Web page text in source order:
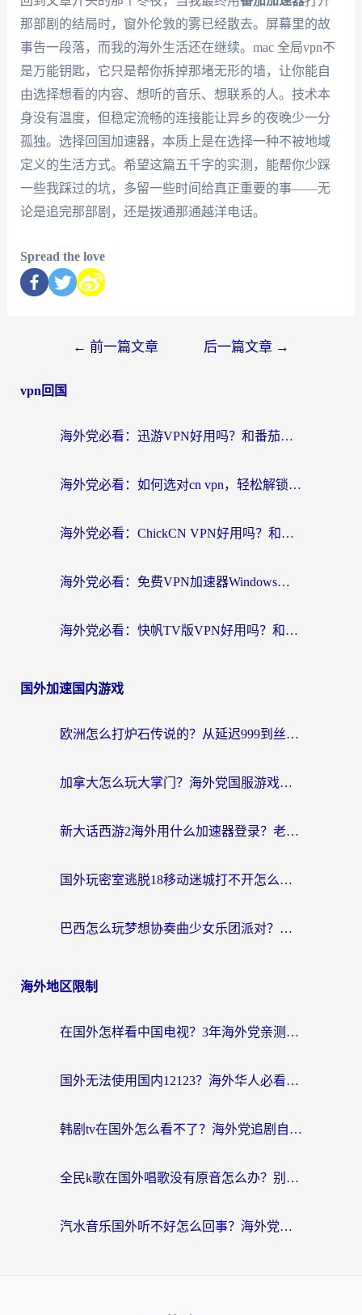
那部剧的结局时，窗外伦敦的雾已经散去。屏幕里的故
事告一段落，而我的海外生活还在继续。mac 全局vpn不
是万能钥匙，它只是帮你拆掉那堵无形的墙，让你能自
由选择想看的内容、想听的音乐、想联系的人。技术本
身没有温度，但稳定流畅的连接能让异乡的夜晚少一分
孤独。选择回国加速器，本质上是在选择一种不被地域
定义的生活方式。希望这篇五千字的实测，能帮你少踩
一些我踩过的坑，多留一些时间给真正重要的事——无
论是追完那部剧，还是拨通那通越洋电话。
Spread the love
← 前一篇文章 后一篇文章 →
vpn回国
海外党必看：迅游VPN好用吗？和番茄加速器VPN对比哪个回国效果更好？
海外党必看：如何选对cn vpn，轻松解锁国内影音游戏？
海外党必看：ChickCN VPN好用吗？和星河VPN对比哪个回国效果更好？附真实体验+避坑指南
海外党必看：免费VPN加速器Windows版怎么选？附真实测评与无缝访问国内资源指南
海外党必看：快帆TV版VPN好用吗？和hi龟龟VPN对比哪个回国效果更好？附免费加速器选择指南
国外加速国内游戏
欧洲怎么打炉石传说的？从延迟999到丝滑上分，我找到了靠谱加速器
加拿大怎么玩大掌门？海外党国服游戏加速避坑指南（附实用工具推荐）
新大话西游2海外用什么加速器登录？老玩家亲测有效的国服游戏加速指南
国外玩密室逃脱18移动迷城打不开怎么办？海外玩家亲测有效的解决指南
巴西怎么玩梦想协奏曲少女乐团派对？海外党必看的国服游戏加速全攻略（附波兰天涯明月刀实用技巧）
海外地区限制
在国外怎样看中国电视？3年海外党亲测有效的追剧加速器指南
国外无法使用国内12123？海外华人必看：选对回国加速器，解决迪拜语音+12123访问难题
韩剧tv在国外怎么看不了？海外党追剧自由的终极解决方案来了
全民k歌在国外唱歌没有原音怎么办？别让地域限制毁了你的麦霸时刻
汽水音乐国外听不好怎么回事？海外党亲测有效的回国加速方案来了